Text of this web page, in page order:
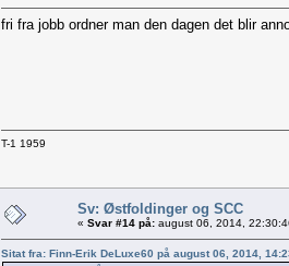
fri fra jobb ordner man den dagen det blir
T-1 1959
Sv: Østfoldinger og SCC
« Svar #14 på: august 06, 2014,
Sitat fra: Finn-Erik DeLuxe60 på august 06, 2014,